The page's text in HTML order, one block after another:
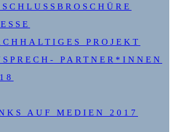
PROJEKT
PARTNER*INNEN
AUF MEDIEN 2017